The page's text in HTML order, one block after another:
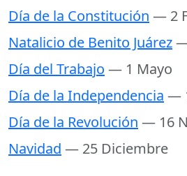
Día de la Constitución — 2
Natalicio de Benito Juárez
Día del Trabajo — 1 Mayo
Día de la Independencia —
Día de la Revolución — 16
Navidad — 25 Diciembre